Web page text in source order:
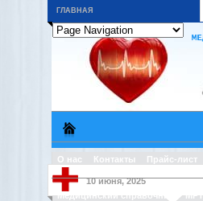
ГЛАВНАЯ
О нас Контакты Прайс-лист
Медицинский справочник МРТ
10 июня, 2025